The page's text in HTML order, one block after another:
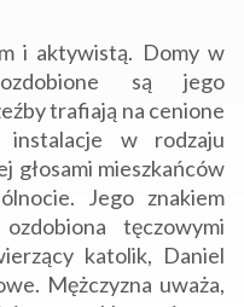
i aktywistą. Domy w
są jego
trafiają na cenione
w rodzaju
głosami mieszkańców
Jego znakiem
tęczowymi
katolik, Daniel
Mężczyzna uważa,